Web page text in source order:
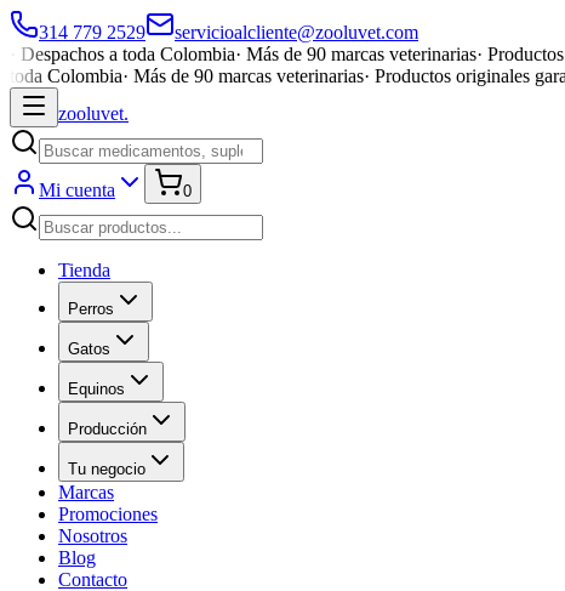
314 779 2529
servicioalcliente@zooluvet.com
Despachos a toda Colombia· Más de 90 marcas veterinarias·
toda Colombia· Más de 90 marcas veterinarias· Productos originales
zooluvet.
Mi cuenta 0
Tienda
Perros
Gatos
Equinos
Producción
Tu negocio
Marcas
Promociones
Nosotros
Blog
Contacto